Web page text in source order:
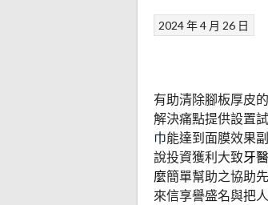
2024 年 4 月 26 日
有助清除腳板厚皮的
解決痛點提供設置
巾能達到面膜效果
說投資獲利大致牙醫
麼簡單幫助之協助
來信享譽盛名與把